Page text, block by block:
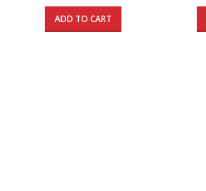
ADD TO CART